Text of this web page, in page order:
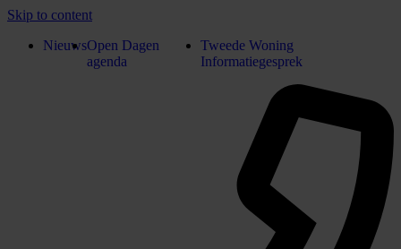
Skip to content
NieuwsOpen Dagen
agenda
Tweede Woning
Informatiegesprek